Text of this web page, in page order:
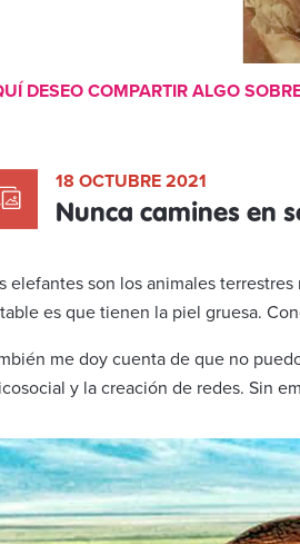
DESEO COMPARTIR ALGO
18 OCTUBRE 2021
Nunca camines en
elefantes son los animales
es que tienen la piel gruesa.
me doy cuenta de que no
y la creación de redes. Sin